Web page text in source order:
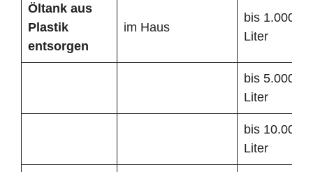
Öltank aus
Plastik
entsorgen
im Haus
bis 1.000
Liter
bis 5.000
Liter
bis 10.000
Liter